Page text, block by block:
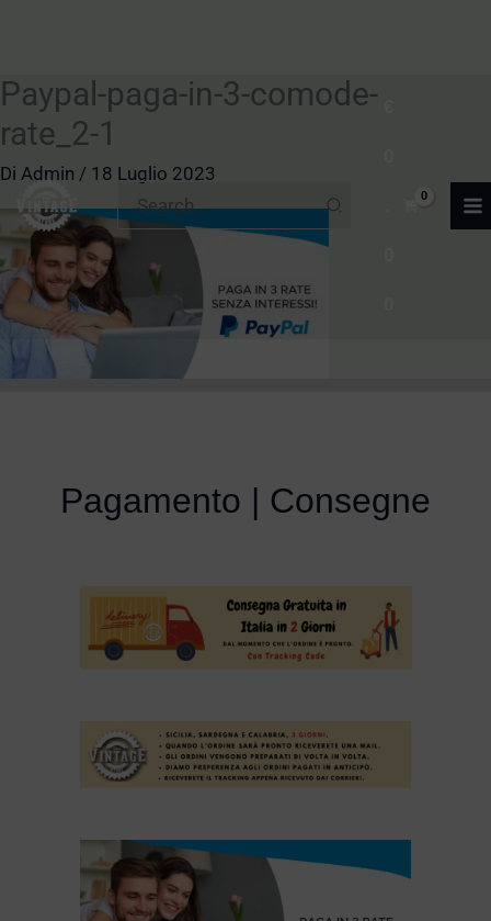
Vai
al
per:
Paypal-paga-in-3-comode-
rate_2-1
Di Admin / 18 Luglio 2023
Pagamento | Consegne